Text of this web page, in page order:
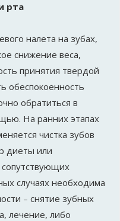
рта
налета на зубах,
снижение веса,
принятия твердой
обеспокоенность
обратиться в
На ранних этапах
чистка зубов
диеты или
случаях необходима
– снятие зубных
лечение, либо